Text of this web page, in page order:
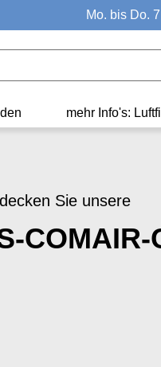
Mo. bis Do.
mehr Info's:
Sie unsere
COMAIR-